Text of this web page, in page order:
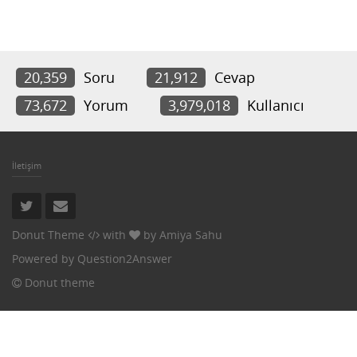
20,359 Soru 21,912
Cevap
73,672
Yorum 3,979,018 Kullanıcı
İletişim
Donut Theme with by Amiya Sahu
Powered by Question2Answer
Donut theme